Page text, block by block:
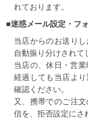
れております。
■迷惑メール設定・フ
当店からのお送り
自動振り分けされて
当店の、休日・営
経過しても当店よ
確認ください。
又、携帯でのご注
信を、拒否設定にさ